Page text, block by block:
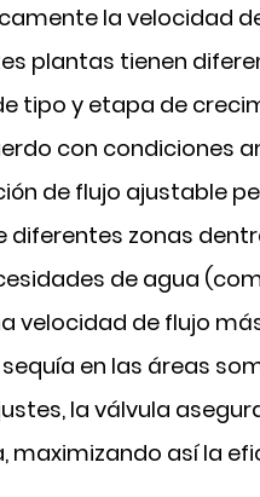
la velocidad
plantas tienen
tipo y etapa de
con condiciones
de flujo ajustable
diferentes zonas
de agua
velocidad de flujo
en las áreas
la válvula
así la